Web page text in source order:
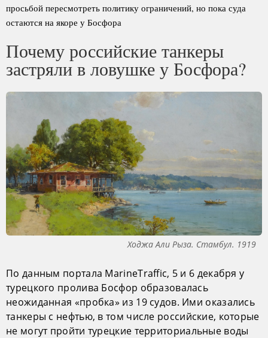
просьбой пересмотреть политику ограничений, но пока суда
остаются на якоре у Босфора
Почему российские танкеры
застряли в ловушке у Босфора?
Ходжа Али Рыза. Стамбул. 1919
По данным портала MarineTraffic, 5 и 6 декабря у
турецкого пролива Босфор образовалась
неожиданная «пробка» из 19 судов. Ими оказались
танкеры с нефтью, в том числе российские, которые
не могут пройти турецкие территориальные воды